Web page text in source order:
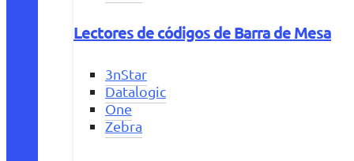
Lectores de códigos de Barra de Mesa
3nStar
Datalogic
One
Zebra